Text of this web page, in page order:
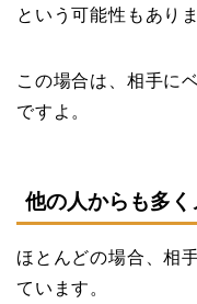
という可能性もありま
この場合は、相手に
ですよ。
他の人からも多
ほとんどの場合、相
ています。